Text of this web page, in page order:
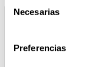
Necesarias
Preferencias
MASCOTAS